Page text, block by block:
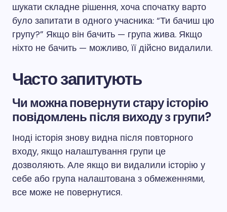
шукати складне рішення, хоча спочатку варто
було запитати в одного учасника: “Ти бачиш цю
групу?” Якщо він бачить — група жива. Якщо
ніхто не бачить — можливо, її дійсно видалили.
Часто запитують
Чи можна повернути стару історію
повідомлень після виходу з групи?
Іноді історія знову видна після повторного
входу, якщо налаштування групи це
дозволяють. Але якщо ви видалили історію у
себе або група налаштована з обмеженнями,
все може не повернутися.